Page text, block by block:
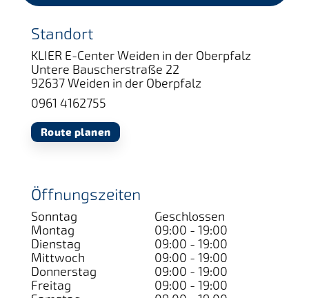
Standort
KLIER E-Center Weiden in der Oberpfalz
Untere Bauscherstraße 22
92637 Weiden in der Oberpfalz
0961 4162755
Route planen
Öffnungszeiten
Sonntag
Geschlossen
Montag
09:00 - 19:00
Dienstag
09:00 - 19:00
Mittwoch
09:00 - 19:00
Donnerstag
09:00 - 19:00
Freitag
09:00 - 19:00